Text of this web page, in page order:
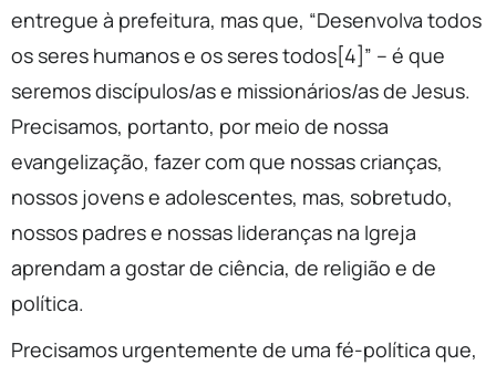
entregue à prefeitura, mas que, “Desenvolva todos
os seres humanos e os seres todos[4]” – é que
seremos discípulos/as e missionários/as de Jesus.
Precisamos, portanto, por meio de nossa
evangelização, fazer com que nossas crianças,
nossos jovens e adolescentes, mas, sobretudo,
nossos padres e nossas lideranças na Igreja
aprendam a gostar de ciência, de religião e de
política.
Precisamos urgentemente de uma fé-política que,